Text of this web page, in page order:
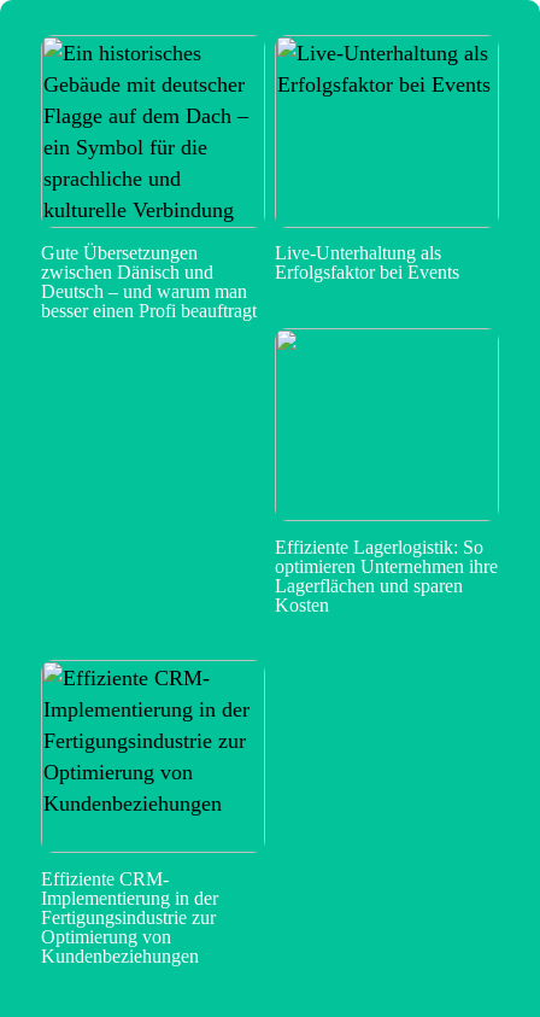
Gute Übersetzungen
zwischen Dänisch und
Deutsch – und warum man
besser einen Profi beauftragt
Live-Unterhaltung als
Erfolgsfaktor bei Events
Effiziente Lagerlogistik: So
optimieren Unternehmen ihre
Lagerflächen und sparen
Kosten
Effiziente CRM-
Implementierung in der
Fertigungsindustrie zur
Optimierung von
Kundenbeziehungen